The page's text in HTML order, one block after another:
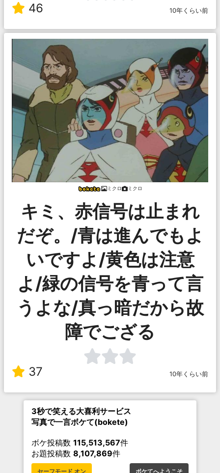
46 10年くらい前
ミクロ ミクロ
キミ、赤信号は止まれ
だぞ。/青は進んでもよ
いですよ/黄色は注意
よ/緑の信号を青って言
うよな/真っ暗だから故
障でござる
37 10年くらい前
3秒で笑える大喜利サービス
写真で一言ボケて(bokete)
ボケ投稿数 115,513,567件
お題投稿数 8,107,869件
セーフモード オン ボケてへようこそ